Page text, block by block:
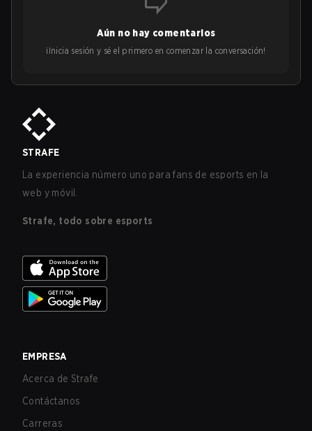
Aún no hay comentarios
¡Inicia sesión y sé el primero en comenzar la conversación!
STRAFE
La experiencia número uno para fans de esports en la
web y móvil.
Strafe, todo sobre esports
EMPRESA
Acerca de Strafe
Contáctanos
Carreras